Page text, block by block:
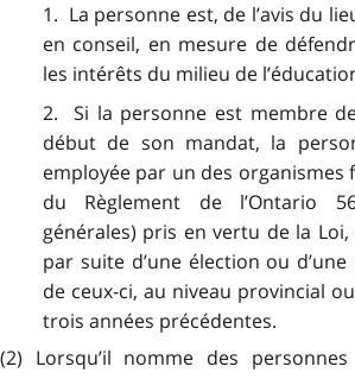
1. La personne est, de l’avis du
en conseil, en mesure de
les intérêts du milieu de
2. Si la personne est membre
début de son mandat, la
employée par un des organismes
du Règlement de l’Ontario
générales) pris en vertu de la
par suite d’une élection ou
de ceux-ci, au niveau provincial
trois années précédentes.
(2) Lorsqu’il nomme des